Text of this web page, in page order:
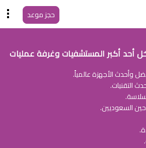
حجز موعد
أحد أكبر المستشفيات وغرفة عمليات
وأحدث الأجهزة عالمياً.
التقنيات.
سلاسة.
السعوديين.